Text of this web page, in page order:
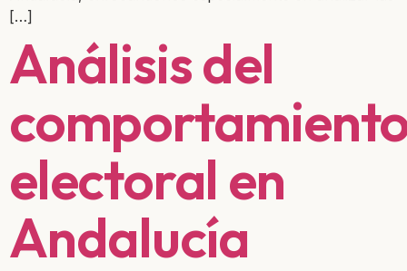
[…]
Análisis del
electoral en
Andalucía